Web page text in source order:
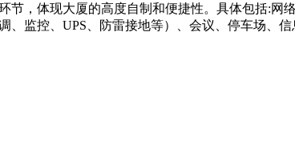
，体现大厦的高度自制和便捷性。具体包括:网
监控、UPS、防雷接地等）、会议、停车场、信